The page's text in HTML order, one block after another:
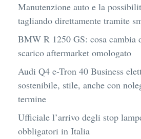
Manutenzione auto e la
tagliando direttamente tramite
BMW R 1250 GS: cosa cambia
scarico aftermarket omologato
Audi Q4 e-Tron 40 Business
sostenibile, stile, anche con
termine
Ufficiale l’arrivo degli stop
obbligatori in Italia